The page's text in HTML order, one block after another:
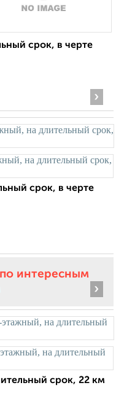
срок, в черте
›
срок, в черте
интересным
›
срок, 22 км